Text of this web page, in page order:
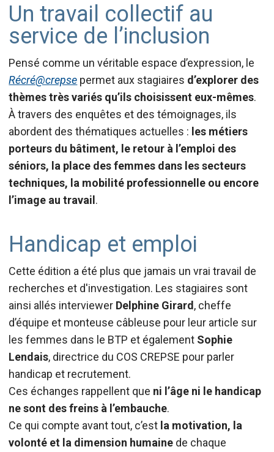
Un travail collectif au
service de l’inclusion
Pensé comme un véritable espace d’expression, le
Récré@crepse permet aux stagiaires d’explorer des
thèmes très variés qu’ils choisissent eux-mêmes.
À travers des enquêtes et des témoignages, ils
abordent des thématiques actuelles : les métiers
porteurs du bâtiment, le retour à l’emploi des
séniors, la place des femmes dans les secteurs
techniques, la mobilité professionnelle ou encore
l’image au travail .
Handicap et emploi
Cette édition a été plus que jamais un vrai travail de
recherches et d'investigation. Les stagiaires sont
ainsi allés interviewer Delphine Girard , cheffe
d’équipe et monteuse câbleuse pour leur article sur
les femmes dans le BTP et également Sophie
Lendais, directrice du COS CREPSE pour parler
handicap et recrutement.
Ces échanges rappellent que ni l’âge ni le handicap
ne sont des freins à l’embauche.
Ce qui compte avant tout, c’est la motivation, la
volonté et la dimension humaine de chaque